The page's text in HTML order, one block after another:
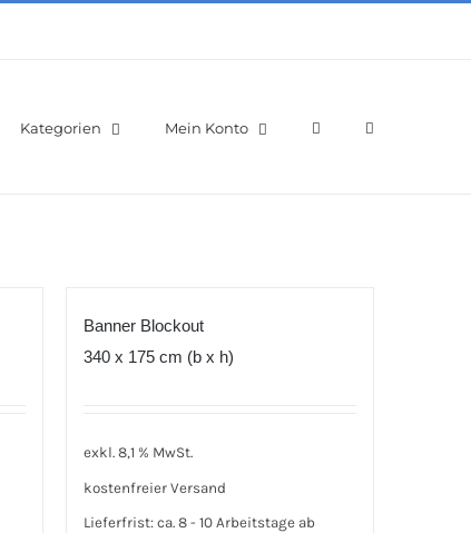
Kategorien Mein Konto
Banner Blockout
340 x 175 cm (b x h)
exkl. 8,1 % MwSt.
kostenfreier Versand
Lieferfrist: ca. 8 - 10 Arbeitstage ab